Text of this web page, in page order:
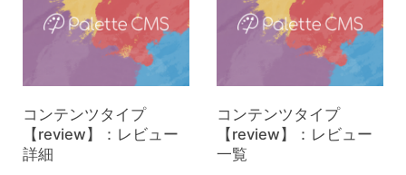
コンテンツタイプ
【review】：レビュー
詳細
コンテンツタイプ
【review】：レビュー
一覧